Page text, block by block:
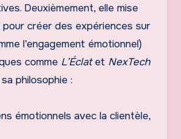
Deuxièmement, elle mise
pour créer des expériences sur
l’engagement émotionnel)
comme L’Éclatet NexTech
philosophie :
émotionnels avec la clientèle,